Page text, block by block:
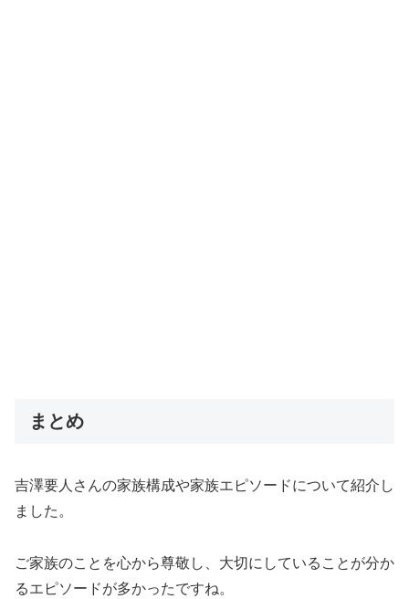
まとめ
吉澤要人さんの家族構成や家族エピソードについて紹介し
ました。
ご家族のことを心から尊敬し、大切にしていることが分か
るエピソードが多かったですね。